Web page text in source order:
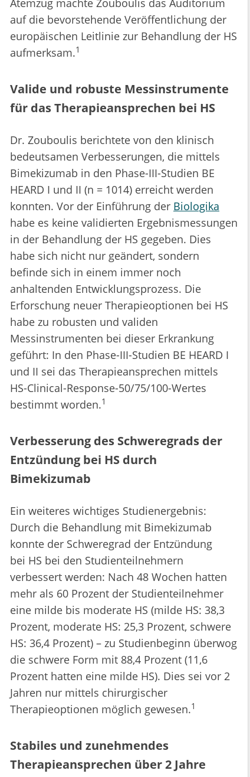
Atemzug machte Zouboulis das Auditorium
auf die bevorstehende Veröffentlichung der
europäischen Leitlinie zur Behandlung der HS
aufmerksam.1
Valide und robuste Messinstrumente
für das Therapieansprechen bei HS
Dr. Zouboulis berichtete von den klinisch
bedeutsamen Verbesserungen, die mittels
Bimekizumab in den Phase-III-Studien BE
HEARD I und II (n = 1014) erreicht werden
konnten. Vor der Einführung der Biologika
habe es keine validierten Ergebnismessungen
in der Behandlung der HS gegeben. Dies
habe sich nicht nur geändert, sondern
befinde sich in einem immer noch
anhaltenden Entwicklungsprozess. Die
Erforschung neuer Therapieoptionen bei HS
habe zu robusten und validen
Messinstrumenten bei dieser Erkrankung
geführt: In den Phase-III-Studien BE HEARD I
und II sei das Therapieansprechen mittels
HS-Clinical-Response-50/75/100-Wertes
bestimmt worden.1
Verbesserung des Schweregrads der
Entzündung bei HS durch
Bimekizumab
Ein weiteres wichtiges Studienergebnis:
Durch die Behandlung mit Bimekizumab
konnte der Schweregrad der Entzündung
bei HS bei den Studienteilnehmern
verbessert werden: Nach 48 Wochen hatten
mehr als 60 Prozent der Studienteilnehmer
eine milde bis moderate HS (milde HS: 38,3
Prozent, moderate HS: 25,3 Prozent, schwere
HS: 36,4 Prozent) – zu Studienbeginn überwog
die schwere Form mit 88,4 Prozent (11,6
Prozent hatten eine milde HS). Dies sei vor 2
Jahren nur mittels chirurgischer
Therapieoptionen möglich gewesen.1
Stabiles und zunehmendes
Therapieansprechen über 2 Jahre